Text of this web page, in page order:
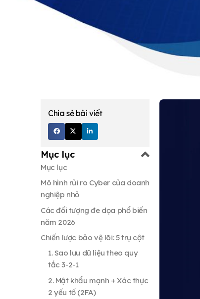
Chia sẻ bài viết
Mục lục
Mục lục
Mô hình rủi ro Cyber của doanh
nghiệp nhỏ
Các đối tượng đe dọa phổ biến
năm 2026
Chiến lược bảo vệ lõi: 5 trụ cột
1. Sao lưu dữ liệu theo quy
tắc 3-2-1
2. Mật khẩu mạnh + Xác thực
2 yếu tố (2FA)